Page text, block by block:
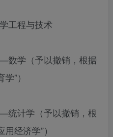
程与技术
学（予以撤销，根据
”）
计学（予以撤销，根
经济学”）